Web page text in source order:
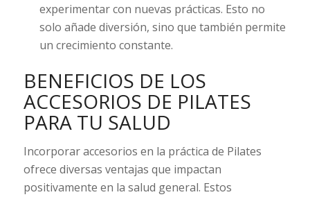
experimentar con nuevas prácticas. Esto no
solo añade diversión, sino que también permite
un crecimiento constante.
BENEFICIOS DE LOS
ACCESORIOS DE PILATES
PARA TU SALUD
Incorporar accesorios en la práctica de Pilates
ofrece diversas ventajas que impactan
positivamente en la salud general. Estos